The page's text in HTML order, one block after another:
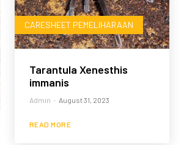
CARESHEET PEMELIHARAAN
Tarantula Xenesthis
immanis
Admin - August 31, 2023
READ MORE